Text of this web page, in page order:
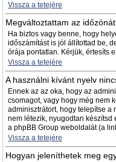
Vissza a tetejére
Megváltoztattam az
Ha biztos vagy benne, hogy
időszámítást is jól állítottad be,
órája pontatlan. Kérjük, értesíts
Vissza a tetejére
A használni kívánt nyelv
Ennek az az oka, hogy az
csomagot, vagy hogy még nem
adminisztrátort, hogy telepítse a
nem létezik, nyugodtan készítsd
a phpBB Group weboldalát (a
Vissza a tetejére
Hogyan jeleníthetek meg